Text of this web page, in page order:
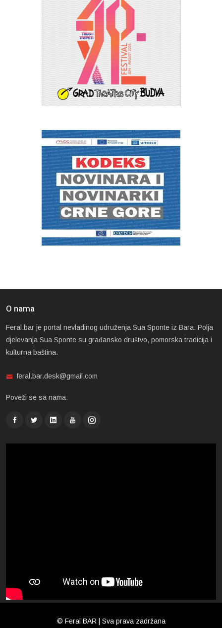
O nama
Feral.bar je portal nevladinog udruženja Sua Sponte iz Bara. Polja
djelovanja Sua Sponte su građansko društvo, pomorska tradicija i
kulturna baština.
feral.bar.desk@gmail.com
Poveži se sa nama:
© Feral BAR | Sva prava zadržana